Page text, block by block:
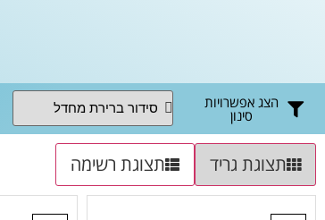
הצג אפשרויות
סינון
תצוגת גריד תצוגת רשימה